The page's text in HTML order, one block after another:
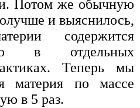
Потом же обычную
и выяснилось,
содержится
в отдельных
Теперь мы
материя по массе
в 5 раз.